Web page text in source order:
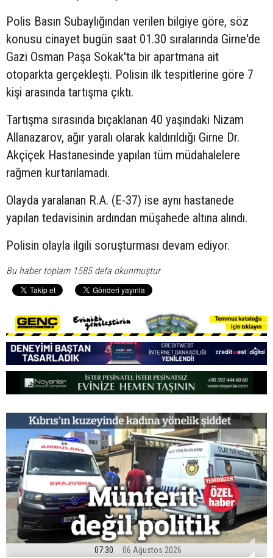
Polis Basın Subaylığından verilen bilgiye göre, söz
konusu cinayet bugün saat 01.30 sıralarında Girne'de
Gazi Osman Paşa Sokak'ta bir apartmana ait
otoparkta gerçekleşti. Polisin ilk tespitlerine göre 7
kişi arasında tartışma çıktı.
Tartışma sırasında bıçaklanan 40 yaşındaki Nizam
Allanazarov, ağır yaralı olarak kaldırıldığı Girne Dr.
Akçiçek Hastanesinde yapılan tüm müdahalelere
rağmen kurtarılamadı.
Olayda yaralanan R.A. (E-37) ise aynı hastanede
yapılan tedavisinin ardından müşahede altına alındı.
Polisin olayla ilgili soruşturması devam ediyor.
Bu haber toplam 1585 defa okunmuştur
07:30 06 Ağustos 2026